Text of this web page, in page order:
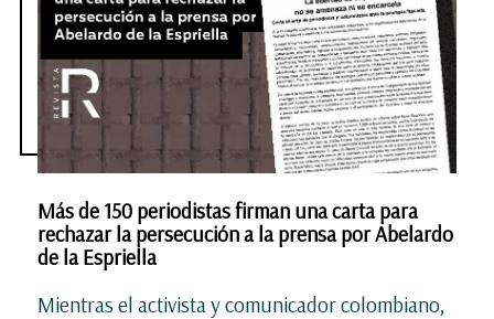
Más de 150 periodistas firman una carta para
rechazar la persecución a la prensa por Abelardo
de la Espriella
Mientras el activista y comunicador colombiano,